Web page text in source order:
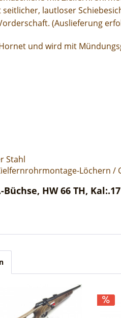
lautloser
(Auslieferung
und wird mit
Stahl
Löchern /
HW 66 TH,